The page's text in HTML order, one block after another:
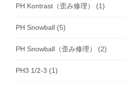
PH Kontrast（歪み修理） (1)
PH Snowball (5)
PH Snowball（歪み修理） (2)
PH3 1/2-3 (1)